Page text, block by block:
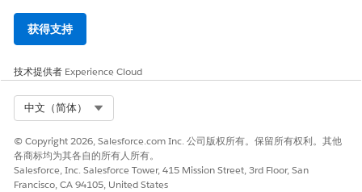
获得支持
技术提供者 Experience Cloud
中文（简体）
© Copyright 2026, Salesforce.com Inc. 公司版权所有。保留所有权利。其他
各商标均为其各自的所有人所有。
Salesforce, Inc. Salesforce Tower, 415 Mission Street, 3rd Floor, San
Francisco, CA 94105, United States